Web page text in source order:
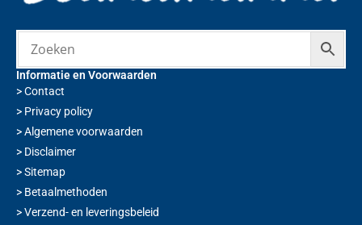
Informatie en Voorwaarden
>Contact
> Privacy policy
>Algemene voorwaarden
> Disclaimer
>Sitemap
> Betaalmethoden
>Verzend- en leveringsbeleid